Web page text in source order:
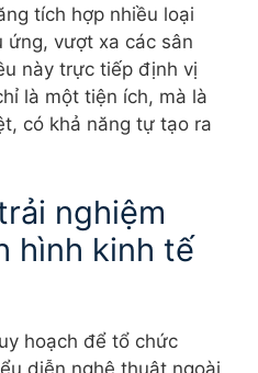
tích hợp nhiều loại
ứng, vượt xa các sân
này trực tiếp định vị
là một tiện ích, mà là
có khả năng tự tạo ra
nghiệm
hình kinh tế
hoạch để tổ chức
diễn nghệ thuật ngoài